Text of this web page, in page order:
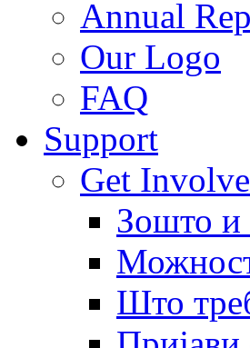
Annual
Our Logo
FAQ
Support
Get
Зошто и
Што